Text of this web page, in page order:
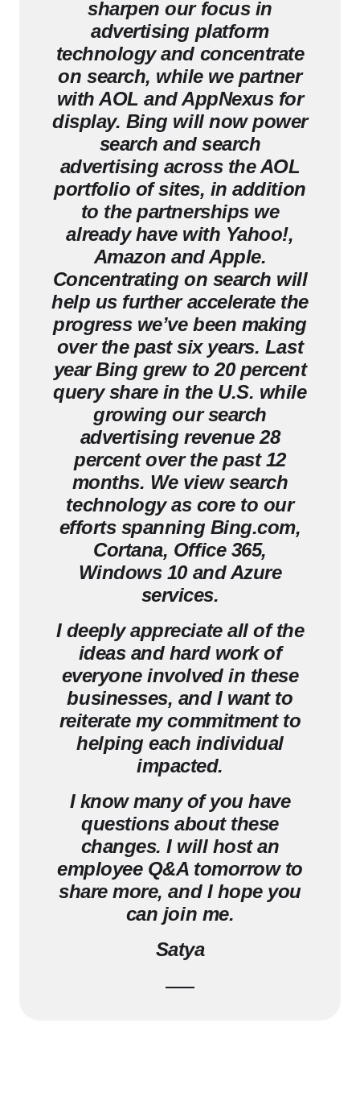
sharpen our focus in
advertising platform
technology and concentrate
on search, while we partner
with AOL and AppNexus for
display. Bing will now power
search and search
advertising across the AOL
portfolio of sites, in addition
to the partnerships we
already have with Yahoo!,
Amazon and Apple.
Concentrating on search will
help us further accelerate the
progress we’ve been making
over the past six years. Last
year Bing grew to 20 percent
query share in the U.S. while
growing our search
advertising revenue 28
percent over the past 12
months. We view search
technology as core to our
efforts spanning Bing.com,
Cortana, Office 365,
Windows 10 and Azure
services.
I deeply appreciate all of the
ideas and hard work of
everyone involved in these
businesses, and I want to
reiterate my commitment to
helping each individual
impacted.
I know many of you have
questions about these
changes. I will host an
employee Q&A tomorrow to
share more, and I hope you
can join me.
Satya